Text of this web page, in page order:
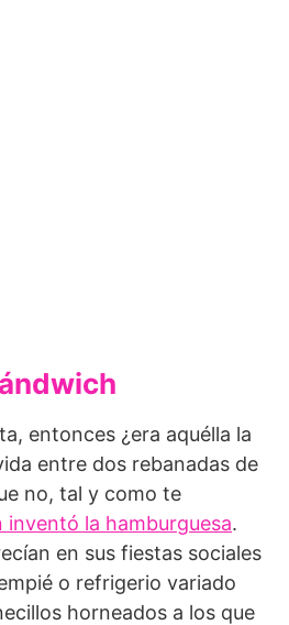
entonces ¿era aquélla la
entre dos rebanadas de
no, tal y como te
inventó la hamburguesa.
en sus fiestas sociales
o refrigerio variado
horneados a los que